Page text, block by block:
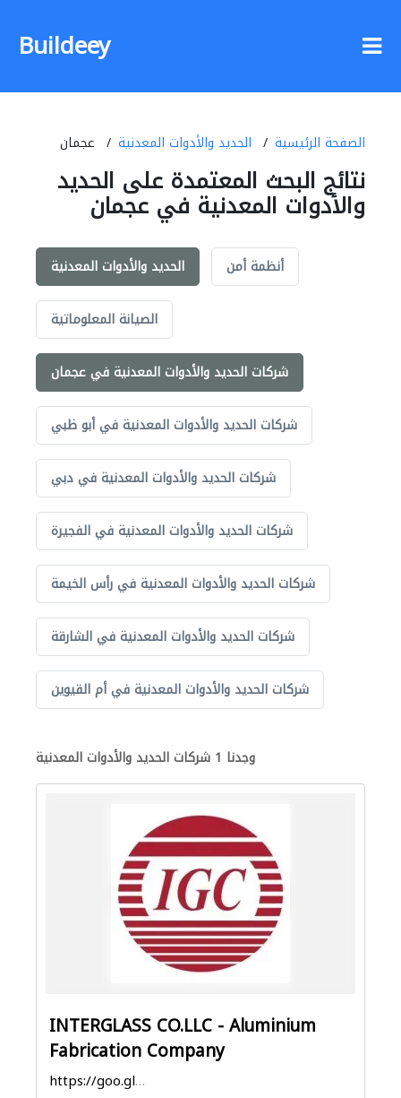
Buildeey
الصفحة الرئيسية الحديد والأدوات المعدنية عجمان
نتائج البحث المعتمدة على الحديد
والأدوات المعدنية في عجمان
الحديد والأدوات المعدنية أنظمة أمن
الصيانة المعلوماتية
شركات الحديد والأدوات المعدنية في عجمان
شركات الحديد والأدوات المعدنية في أبو ظبي
شركات الحديد والأدوات المعدنية في دبي
شركات الحديد والأدوات المعدنية في الفجيرة
شركات الحديد والأدوات المعدنية في رأس الخيمة
شركات الحديد والأدوات المعدنية في الشارقة
شركات الحديد والأدوات المعدنية في أم القيوين
وجدنا 1 شركات الحديد والأدوات المعدنية
INTERGLASS CO.LLC - Aluminium
Fabrication Company
https://goo.gl/maps/L6RgbFmutewf4wYi9